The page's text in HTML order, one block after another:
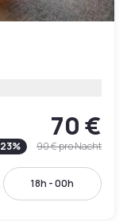
70 €
23% 90 €pro Nacht
18h - 00h